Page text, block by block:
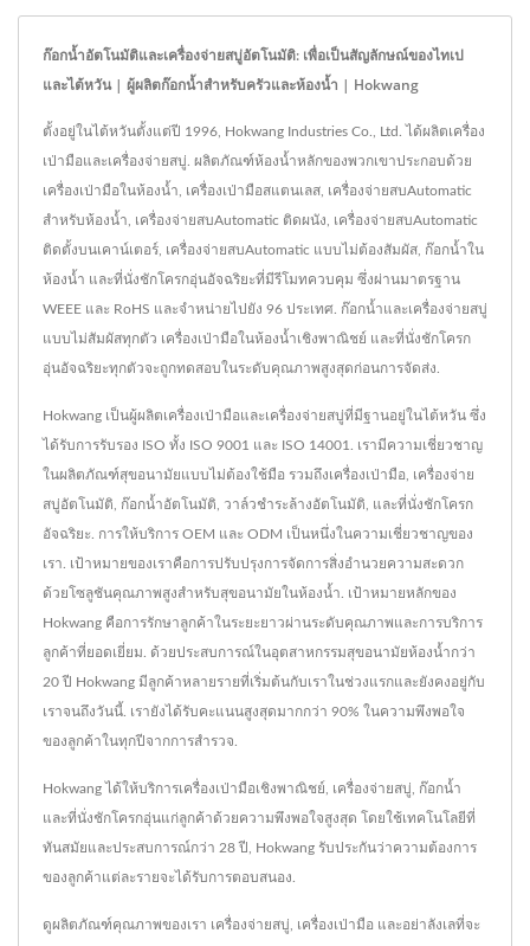
ก๊อกน้ำอัตโนมัติและเครื่องจ่ายสบู่อัตโนมัติ: เพื่อเป็นสัญลักษณ์ของไทเป
และไต้หวัน | ผู้ผลิตก๊อกน้ำสำหรับครัวและห้องน้ำ | Hokwang
ตั้งอยู่ในไต้หวันตั้งแต่ปี 1996, Hokwang Industries Co., Ltd. ได้ผลิตเครื่อง
เป่ามือและเครื่องจ่ายสบู่. ผลิตภัณฑ์ห้องน้ำหลักของพวกเขาประกอบด้วย
เครื่องเป่ามือในห้องน้ำ, เครื่องเป่ามือสแตนเลส, เครื่องจ่ายสบAutomatic
สำหรับห้องน้ำ, เครื่องจ่ายสบAutomatic ติดผนัง, เครื่องจ่ายสบAutomatic
ติดตั้งบนเคาน์เตอร์, เครื่องจ่ายสบAutomatic แบบไม่ต้องสัมผัส, ก๊อกน้ำใน
ห้องน้ำ และที่นั่งชักโครกอุ่นอัจฉริยะที่มีรีโมทควบคุม ซึ่งผ่านมาตรฐาน
WEEE และ RoHS และจำหน่ายไปยัง 96 ประเทศ. ก๊อกน้ำและเครื่องจ่ายสบู่
แบบไม่สัมผัสทุกตัว เครื่องเป่ามือในห้องน้ำเชิงพาณิชย์ และที่นั่งชักโครก
อุ่นอัจฉริยะทุกตัวจะถูกทดสอบในระดับคุณภาพสูงสุดก่อนการจัดส่ง.
Hokwang เป็นผู้ผลิตเครื่องเป่ามือและเครื่องจ่ายสบู่ที่มีฐานอยู่ในไต้หวัน ซึ่ง
ได้รับการรับรอง ISO ทั้ง ISO 9001 และ ISO 14001. เรามีความเชี่ยวชาญ
ในผลิตภัณฑ์สุขอนามัยแบบไม่ต้องใช้มือ รวมถึงเครื่องเป่ามือ, เครื่องจ่าย
สบู่อัตโนมัติ, ก๊อกน้ำอัตโนมัติ, วาล์วชำระล้างอัตโนมัติ, และที่นั่งชักโครก
อัจฉริยะ. การให้บริการ OEM และ ODM เป็นหนึ่งในความเชี่ยวชาญของ
เรา. เป้าหมายของเราคือการปรับปรุงการจัดการสิ่งอำนวยความสะดวก
ด้วยโซลูชันคุณภาพสูงสำหรับสุขอนามัยในห้องน้ำ. เป้าหมายหลักของ
Hokwang คือการรักษาลูกค้าในระยะยาวผ่านระดับคุณภาพและการบริการ
ลูกค้าที่ยอดเยี่ยม. ด้วยประสบการณ์ในอุตสาหกรรมสุขอนามัยห้องน้ำกว่า
20 ปี Hokwang มีลูกค้าหลายรายที่เริ่มต้นกับเราในช่วงแรกและยังคงอยู่กับ
เราจนถึงวันนี้. เรายังได้รับคะแนนสูงสุดมากกว่า 90% ในความพึงพอใจ
ของลูกค้าในทุกปีจากการสำรวจ.
Hokwang ได้ให้บริการเครื่องเป่ามือเชิงพาณิชย์, เครื่องจ่ายสบู่, ก๊อกน้ำ
และที่นั่งชักโครกอุ่นแก่ลูกค้าด้วยความพึงพอใจสูงสุด โดยใช้เทคโนโลยีที่
ทันสมัยและประสบการณ์กว่า 28 ปี, Hokwang รับประกันว่าความต้องการ
ของลูกค้าแต่ละรายจะได้รับการตอบสนอง.
ดูผลิตภัณฑ์คุณภาพของเรา เครื่องจ่ายสบู่ เครื่องเป่ามือ และอย่าลังเลที่จะ